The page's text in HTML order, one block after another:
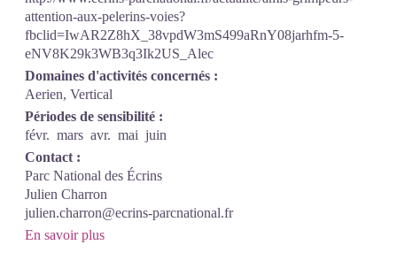
attention-aux-pelerins-voies?
fbclid=IwAR2Z8hX_38vpdW3mS499aRnY08jarhfm-5-
eNV8K29k3WB3q3Ik2US_Alec
Domaines d'activités concernés :
Aerien, Vertical
Périodes de sensibilité :
févr. mars avr. mai juin
Contact :
Parc National des Écrins
Julien Charron
julien.charron@ecrins-parcnational.fr
En savoir plus